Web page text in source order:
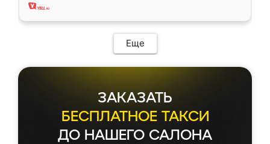
Еще
ЗАКАЗАТЬ
БЕСПЛАТНОЕ ТАКСИ
ДО НАШЕГО САЛОНА